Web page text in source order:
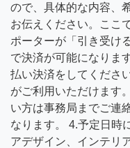
ので、具体的な内容、
お伝えください。ここ
ポーターが「引き受け
で決済が可能になりま
払い決済をしてくださ
がご利用いただけます
い方は事務局までご連
なります。 4.予定日時
アデザイン、インテリ